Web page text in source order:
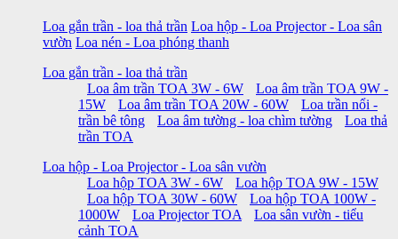
Loa gắn trần - loa thả trần Loa hộp - Loa Projector - Loa sân
vườn Loa nén - Loa phóng thanh
Loa gắn trần - loa thả trần
Loa âm trần TOA 3W - 6W
Loa âm trần TOA 9W -
15W
Loa âm trần TOA 20W - 60W
Loa trần nổi -
trần bê tông
Loa âm tường - loa chìm tường
Loa thả
trần TOA
Loa hộp - Loa Projector - Loa sân vườn
Loa hộp TOA 3W - 6W
Loa hộp TOA 9W - 15W
Loa hộp TOA 30W - 60W
Loa hộp TOA 100W -
1000W
Loa Projector TOA
Loa sân vườn - tiểu
cảnh TOA